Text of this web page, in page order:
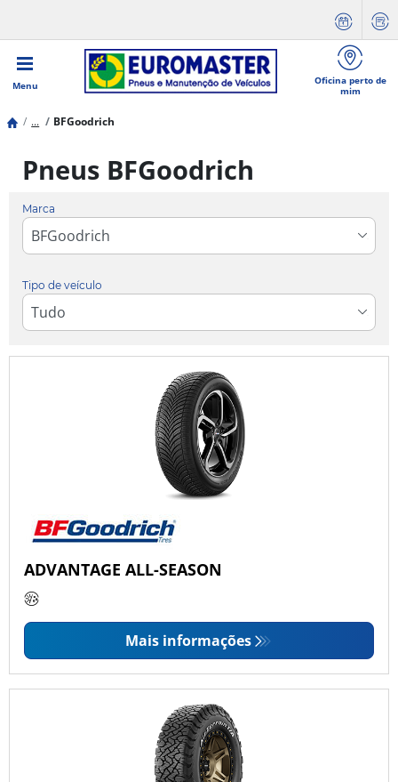
Menu
Oficina perto de
mim
... BFGoodrich
Pneus BFGoodrich
Marca
Tipo de veículo
ADVANTAGE ALL-SEASON
Mais informações